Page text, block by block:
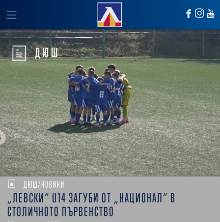
ДЮШ
ДЮШ/НОВИНИ
„ЛЕВСКИ“ U14 ЗАГУБИ ОТ „НАЦИОНАЛ“ В
СТОЛИЧНОТО ПЪРВЕНСТВО